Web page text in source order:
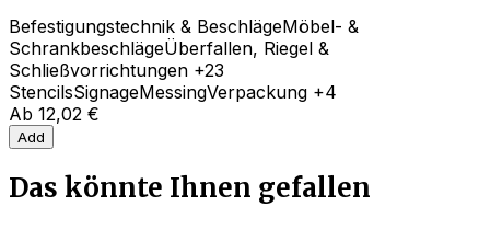
Befestigungstechnik & BeschlägeMöbel- &
SchrankbeschlägeÜberfallen, Riegel &
Schließvorrichtungen +23
StencilsSignageMessingVerpackung +4
Ab 12,02 €
Add
Das könnte Ihnen gefallen